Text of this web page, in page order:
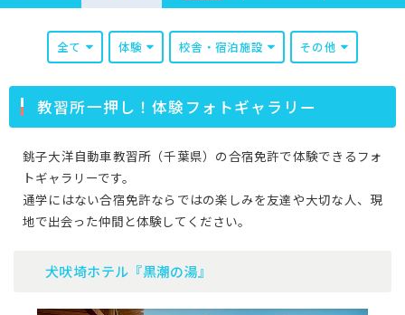
全て 体験 校舎・宿泊施設 その他
教習所一押し！体験フォトギャラリー
銚子大洋自動車教習所（千葉県）の合宿免許で体験できるフォ
トギャラリーです。
通学にはない合宿免許ならではの楽しみを友達や大切な人、現
地で出会った仲間と体験してください。
犬吠埼ホテル『黒潮の湯』